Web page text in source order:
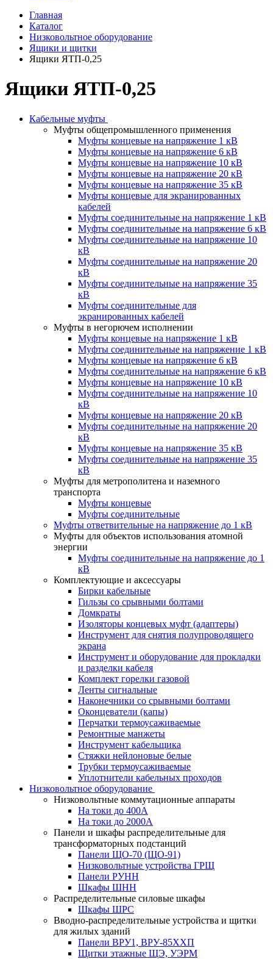
Главная
Каталог
Низковольтное оборудование
Ящики и щитки
Ящики ЯТП-0,25
Ящики ЯТП-0,25
Кабельные муфты
Муфты общепромышленного применения
Муфты концевые на напряжение 1 кВ
Муфты концевые на напряжение 6 кВ
Муфты концевые на напряжение 10 кВ
Муфты концевые на напряжение 20 кВ
Муфты концевые на напряжение 35 кВ
Муфты концевые для экранированных
кабелей
Муфты соединительные на напряжение 1 кВ
Муфты соединительные на напряжение 6 кВ
Муфты соединительные на напряжение 10
кВ
Муфты соединительные на напряжение 20
кВ
Муфты соединительные на напряжение 35
кВ
Муфты соединительные для
экранированных кабелей
Муфты в негорючем исполнении
Муфты концевые на напряжение 1 кВ
Муфты соединительные на напряжение 1 кВ
Муфты концевые на напряжение 6 кВ
Муфты соединительные на напряжение 6 кВ
Муфты концевые на напряжение 10 кВ
Муфты соединительные на напряжение 10
кВ
Муфты концевые на напряжение 20 кВ
Муфты соединительные на напряжение 20
кВ
Муфты концевые на напряжение 35 кВ
Муфты соединительные на напряжение 35
кВ
Муфты для метрополитена и наземного
транспорта
Муфты концевые
Муфты соединительные
Муфты ответвительные на напряжение до 1 кВ
Муфты для объектов использования атомной
энергии
Муфты соединительные на напряжение до 1
кВ
Комплектующие и аксессуары
Бирки кабельные
Гильзы со срывными болтами
Домкраты
Изоляторы концевых муфт (адаптеры)
Инструмент для снятия полупроводящего
экрана
Инструмент и оборудование для прокладки
и разделки кабеля
Комплект горелки газовой
Ленты сигнальные
Наконечники со срывными болтами
Оконцеватели (капы)
Перчатки термоусаживаемые
Ремонтные манжеты
Инструмент кабельщика
Стяжки нейлоновые белые
Трубки термоусаживаемые
Уплотнители кабельных проходов
Низковольтное оборудование
Низковольтные коммутационные аппараты
На токи до 400А
На токи до 2000А
Панели и шкафы распределительные для
трансформаторных подстанций
Панели ЩО-70 (ЩО-91)
Низковольтные устройства ГРЩ
Панели РУНН
Шкафы ШНН
Распределительные силовые шкафы
Шкафы ШРС
Вводно-распределительные устройства и щитки
для жилых зданий
Панели ВРУ1, ВРУ-85ХХП
Щитки этажные ЩЭ, УЭРМ